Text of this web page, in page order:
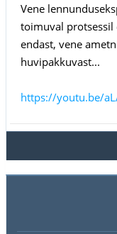
Vene
toimuval protsessil
endast, vene
huvipakkuvast...
https://youtu.be/